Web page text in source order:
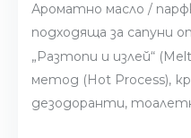
Ароматно масло /
подходяща за сапуни
„Разтопи и излей“
метод (Hot Process),
дезодоранти,